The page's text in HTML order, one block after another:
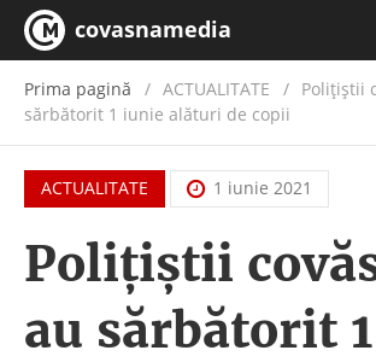
covasnamedia
Prima pagină ACTUALITATE / Polițiștii
sărbătorit 1 iunie alături de copii
ACTUALITATE 1 iunie 2021
Polițiștii
au sărbătorit